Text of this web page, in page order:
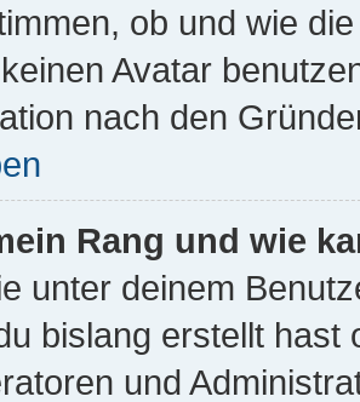
ob und wie
Avatar
nach den
Rang und wie
unter deinem
bislang erstellt
und